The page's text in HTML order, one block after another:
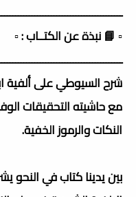
▫️ 📘 نبذة عن الكتــاب : ▫️
شرح السيوطي على ألفية
مع حاشيته التحقيقات
النكات والرموز الخفية.
بين يدينا كتاب في النحو